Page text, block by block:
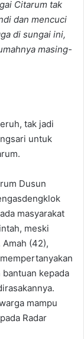
Citarum tak
dan mencuci
di sungai ini,
masing-
tak jadi
untuk
Dusun
masyarakat
meski
(42),
kepada
mampu
Radar